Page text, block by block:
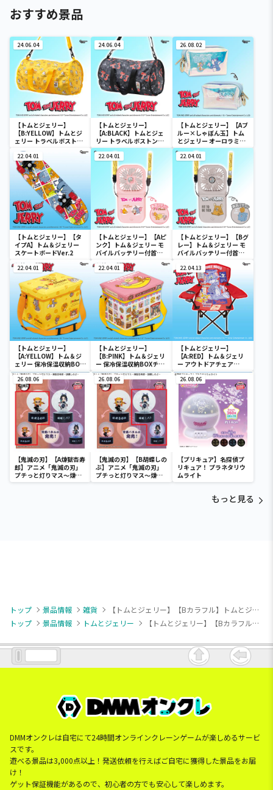
おすすめ景品
24.06.04
【トムとジェリー】
【B:YELLOW】トムとジ
ェリー トラベルボストン
バック
24.06.04
【トムとジェリー】
【A:BLACK】トムとジェ
リー トラベルボストンバ
ック
26.08.02
【トムとジェリー】【Aブ
ルー×しゃぼん玉】トム
とジェリー オーロラミニ
ポーチ
22.04.01
【トムとジェリー】【タ
イプA】トム＆ジェリー
スケートボードVer.2
22.04.01
【トムとジェリー】【Aピ
ンク】トム＆ジェリー モ
バイルバッテリー付首か
22.04.01
【トムとジェリー】【Bグ
レー】トム＆ジェリー モ
バイルバッテリー付首か
22.04.01
【トムとジェリー】
【A:YELLOW】トム＆ジ
ェリー 保冷保温収納BOX
チェア
22.04.01
【トムとジェリー】
【B:PINK】トム＆ジェリ
ー 保冷保温収納BOXチェ
ア
22.04.13
【トムとジェリー】
【A:RED】トム＆ジェリ
ー アウトドアチェア
Ver.3
26.08.06
【鬼滅の刃】【A煉獄杏寿
郎】アニメ「鬼滅の刃」
プチっと灯りマス～煉獄
杏寿郎・胡蝶しのぶ～
26.08.06
【鬼滅の刃】【B胡蝶しの
ぶ】アニメ「鬼滅の刃」
プチっと灯りマス～煉獄
杏寿郎・胡蝶しのぶ～
26.08.06
【プリキュア】名探偵プ
リキュア！ プラネタリウ
ムライト
もっと見る
トップ 景品情報 雑貨
【トムとジェリー】【Bカラフル】トムとジェリー 折畳テーブル Ver.2
トップ
景品情報 トムとジェリー 【トムとジェリー】【Bカラフル】トムとジェリー 折畳テーブル Ver.2
DMMオンクレは自宅にて24時間オンラインクレーンゲームが楽しめるサービ
スです。
遊べる景品は3,000点以上！発送依頼を行えばご自宅に獲得した景品をお届
け！
ゲット保証機能があるので、初心者の方でも安心して楽しめます。